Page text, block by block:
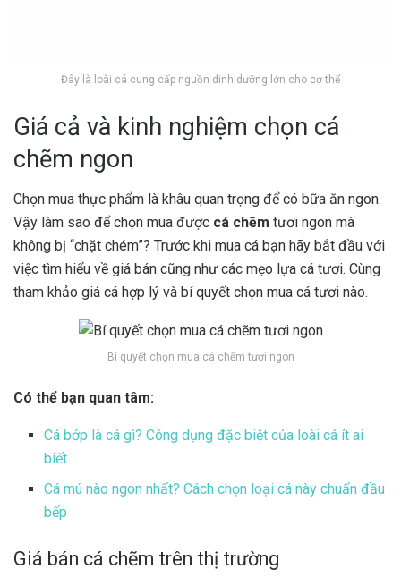
Đây là loài cá cung cấp nguồn dinh dưỡng lớn cho cơ thể
Giá cả và kinh nghiệm chọn cá
chẽm ngon
Chọn mua thực phẩm là khâu quan trọng để có bữa ăn ngon.
Vậy làm sao để chọn mua được cá chẽm tươi ngon mà
không bị “chặt chém”? Trước khi mua cá bạn hãy bắt đầu với
việc tìm hiểu về giá bán cũng như các mẹo lựa cá tươi. Cùng
tham khảo giá cá hợp lý và bí quyết chọn mua cá tươi nào.
Bí quyết chọn mua cá chẽm tươi ngon
Có thể bạn quan tâm:
Cá bớp là cá gì? Công dụng đặc biệt của loài cá ít ai
biết
Cá mú nào ngon nhất? Cách chọn loại cá này chuẩn đầu
bếp
Giá bán cá chẽm trên thị trường